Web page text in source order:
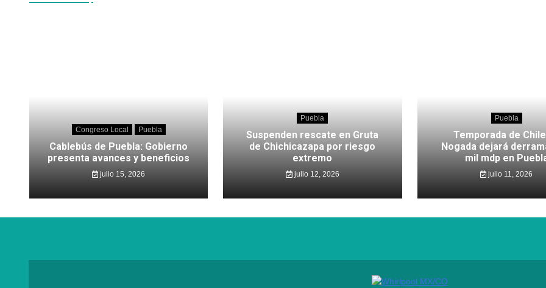
Congreso Local Puebla
Cablebús de Puebla: Gobierno
presenta avances y beneficios
julio 15, 2026
Puebla
Suspenden rescate en Gruta
de Chichicazapa por riesgo
extremo
julio 12, 2026
Puebla
Temporada de
Nogada dejará
mil mdp en
julio 11, 2026